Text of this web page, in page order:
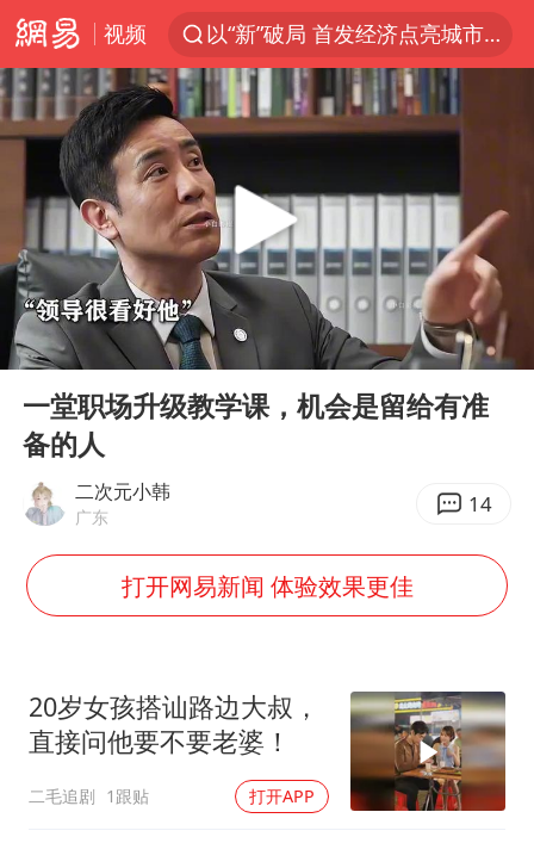
视频
以“新”破局 首发经济点亮城市消费活力
台风白海豚进入48小时警戒线
宇树科技发行价格150.80元/股
看守所辅警收受10万获刑1年
宇树科技王兴兴身家有望超200亿元
五粮液渠道价一箱上涨近百元
CIA被曝已秘密设立古巴工作组
多地要求领导干部带头休假
贵州轮胎子公司获美国退税8136万
东方甄选被判赔偿江小白30万元
奋进开新局 实干挑大梁
Play
00:00 09:45
一堂职场升级教学课，机会是留给有准
备的人
二次元小韩
广东 14
打开网易新闻 体验效果更佳
20岁女孩搭讪路边大叔，
直接问他要不要老婆！
二毛追剧 1跟贴 打开APP